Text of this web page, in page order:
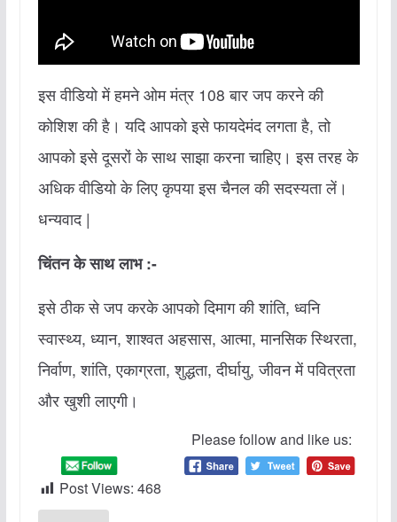
इस वीडियो में हमने ओम मंत्र 108 बार जप करने की
कोशिश की है। यदि आपको इसे फायदेमंद लगता है, तो
आपको इसे दूसरों के साथ साझा करना चाहिए। इस तरह के
अधिक वीडियो के लिए कृपया इस चैनल की सदस्यता लें।
धन्यवाद |
चिंतन के साथ लाभ :-
इसे ठीक से जप करके आपको दिमाग की शांति, ध्वनि
स्वास्थ्य, ध्यान, शाश्वत अहसास, आत्मा, मानसिक स्थिरता,
निर्वाण, शांति, एकाग्रता, शुद्धता, दीर्घायु, जीवन में पवित्रता
और खुशी लाएगी।
Please follow and like us:
Post Views: 468